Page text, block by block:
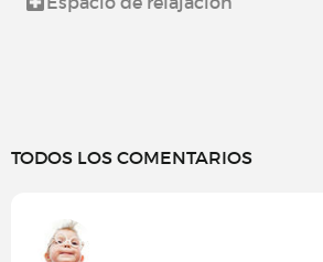
TODOS LOS COMENTARIOS